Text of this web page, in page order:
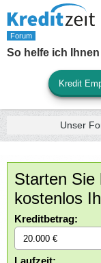
So helfe ich Ihnen
Kredit
Unser
Starten Sie
kostenlos
Kreditbetrag:
Laufzeit: